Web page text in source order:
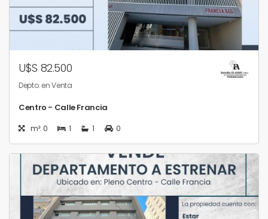
U$S 82.500
Depto. en Venta
Centro - Calle Francia
m²: 0 1 1 0